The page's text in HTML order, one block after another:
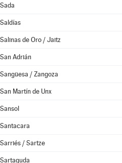
Sada
Saldías
Salinas de Oro / Jaitz
San Adrián
Sangüesa / Zangoza
San Martín de Unx
Sansol
Santacara
Sarriés / Sartze
Sartaguda